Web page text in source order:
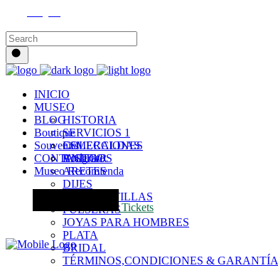
INICIO
MUSEO
HISTORIA
SERVICIOS 1
COLECCIONES
VISITAR
BLOG
Boutique
ESMERALDAS
ANILLOS
ARETES
DIJES
GARGANTILLAS
PULSERAS
JOYAS PARA HOMBRES
PLATA
BRIDAL
TÉRMINOS,CONDICIONES & GARANTÍA
Souvenirs
Bolígrafo
CONTACTO
Museo Recomienda
Tickets